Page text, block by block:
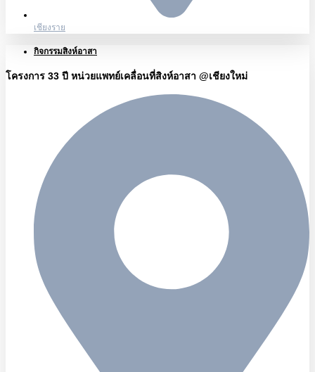
เชียงราย
กิจกรรมสิงห์อาสา
โครงการ 33 ปี หน่วยแพทย์เคลื่อนที่สิงห์อาสา @เชียงใหม่